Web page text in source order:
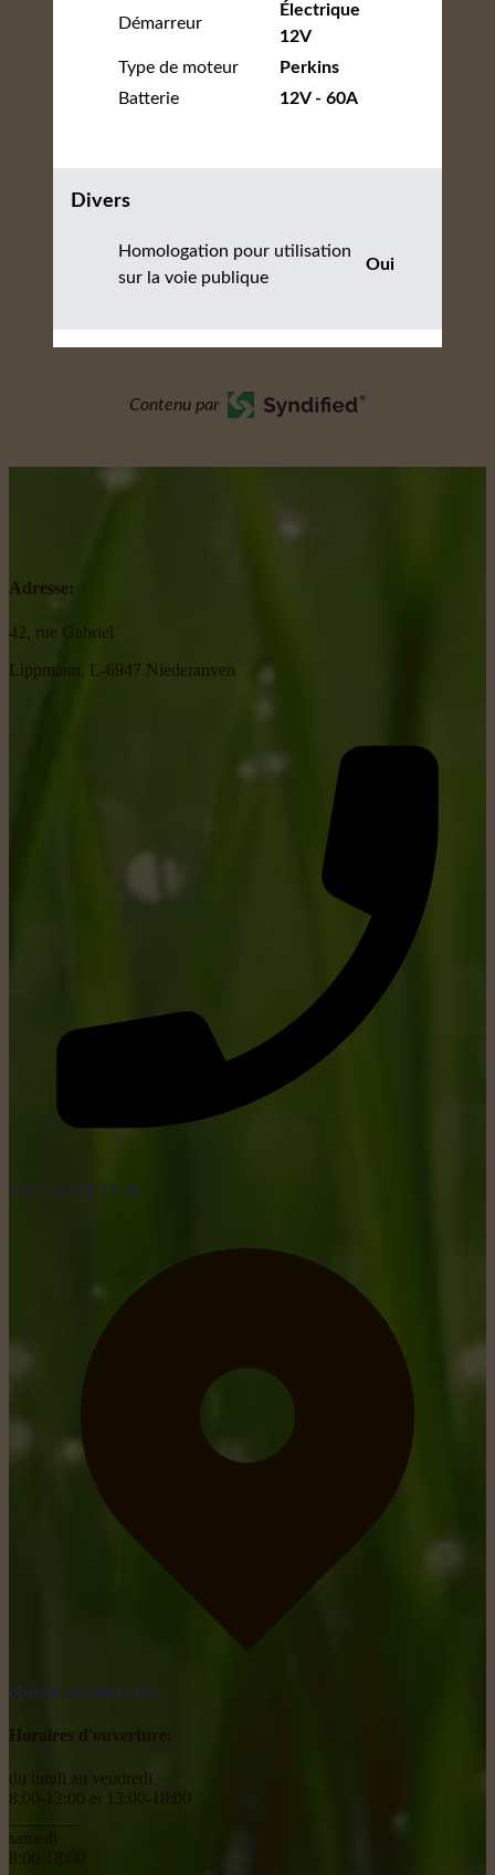
Démarreur
Électrique
12V
Type de moteur
Perkins
Batterie
12V - 60A
Divers
Homologation pour utilisation
sur la voie publique
Oui
Contenu par
Adresse:
42, rue Gabriel
Lippmann, L-6947 Niederanven
tel: +352 26 15 26
obtenir un itinéraire
Horaires d'ouverture:
du lundi au vendredi
8:00-12:00 et 13:00-18:00
samedi
8:00-18:00